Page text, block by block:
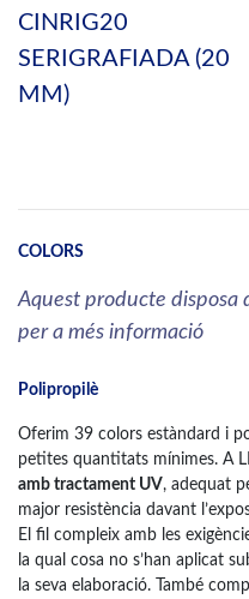
CINRIG20
SERIGRAFIADA (20
MM)
COLORS
Aquest producte disposa
per a més informació
Polipropilè
Oferim 39 colors estàndard i
petites quantitats mínimes. A
amb tractament UV, adequat
major resistència davant
El fil compleix amb les
la qual cosa no s’han aplicat
la seva elaboració. També